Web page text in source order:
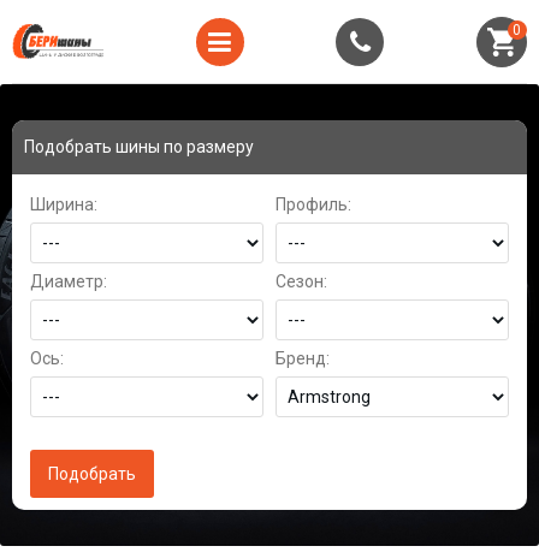
0
Подобрать шины по размеру
Ширина: Профиль:
Диаметр: Сезон:
Ось: Бренд: